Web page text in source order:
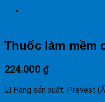
Thuốc làm mềm
224.000 ₫
☑ Hãng sản xuất: Prevest